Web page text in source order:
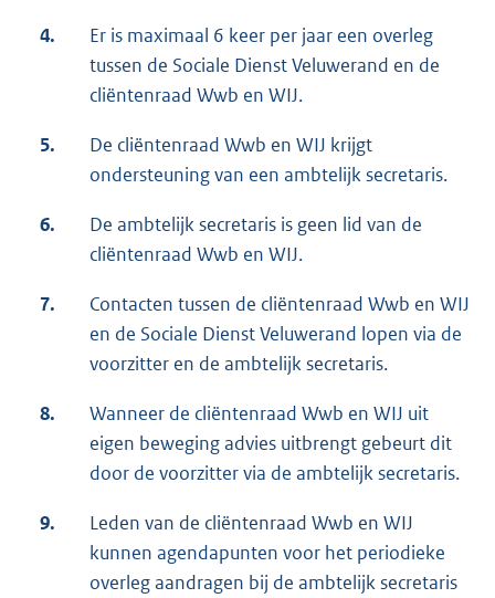
4.
Er is maximaal 6 keer per jaar een overleg
tussen de Sociale Dienst Veluwerand en de
cliëntenraad Wwb en WIJ.
5.
De cliëntenraad Wwb en WIJ krijgt
ondersteuning van een ambtelijk secretaris.
6.
De ambtelijk secretaris is geen lid van de
cliëntenraad Wwb en WIJ.
7.
Contacten tussen de cliëntenraad Wwb en WIJ
en de Sociale Dienst Veluwerand lopen via de
voorzitter en de ambtelijk secretaris.
8.
Wanneer de cliëntenraad Wwb en WIJ uit
eigen beweging advies uitbrengt gebeurt dit
door de voorzitter via de ambtelijk secretaris.
9.
Leden van de cliëntenraad Wwb en WIJ
kunnen agendapunten voor het periodieke
overleg aandragen bij de ambtelijk secretaris